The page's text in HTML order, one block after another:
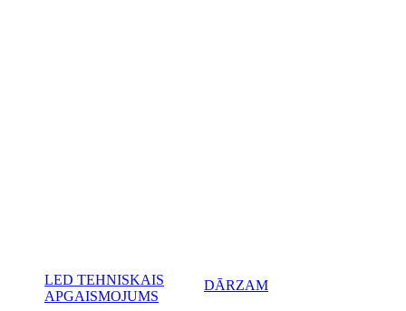
LED TEHNISKAIS
APGAISMOJUMS
DĀRZAM